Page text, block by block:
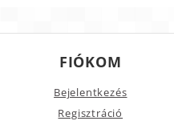
FIÓKOM
Bejelentkezés
Regisztráció